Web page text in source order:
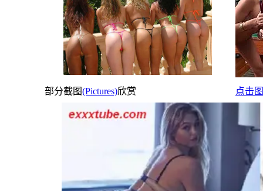
部分截图(Pictures)欣赏 点击